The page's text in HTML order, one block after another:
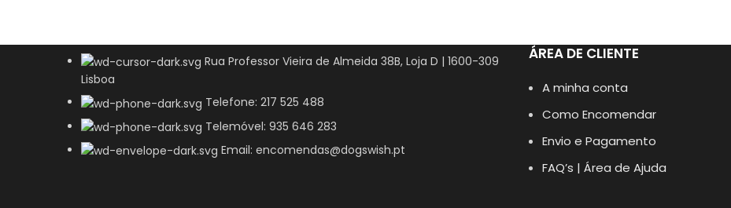
Rua Professor Vieira de Almeida 38B, Loja D | 1600-309
Lisboa
Telefone: 217 525 488
Telemóvel: 935 646 283
Email: encomendas@dogswish.pt
ÁREA DE CLIENTE
A minha conta
Como Encomendar
Envio e Pagamento
FAQ’s | Área de Ajuda